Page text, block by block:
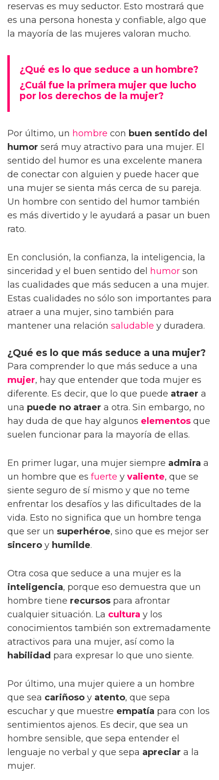
reservas es muy seductor. Esto mostrará que
es una persona honesta y confiable, algo que
la mayoría de las mujeres valoran mucho.
¿Qué es lo que seduce a un hombre?
¿Cuál fue la primera mujer que lucho
por los derechos de la mujer?
Por último, un hombre con buen sentido del
humor será muy atractivo para una mujer. El
sentido del humor es una excelente manera
de conectar con alguien y puede hacer que
una mujer se sienta más cerca de su pareja.
Un hombre con sentido del humor también
es más divertido y le ayudará a pasar un buen
rato.
En conclusión, la confianza, la inteligencia, la
sinceridad y el buen sentido del
humor son
las cualidades que más seducen a una mujer.
Estas cualidades no sólo son importantes para
atraer a una mujer, sino también para
mantener una relación saludable y duradera.
¿Qué es lo que más seduce a una mujer?
Para comprender lo que más seduce a una
mujer, hay que entender que toda mujer es
diferente. Es decir, que lo que puede atraer a
una puede no atraer a otra. Sin embargo, no
hay duda de que hay algunos elementos que
suelen funcionar para la mayoría de ellas.
En primer lugar, una mujer siempre admira a
un hombre que es fuerte y valiente, que se
siente seguro de sí mismo y que no teme
enfrentar los desafíos y las dificultades de la
vida. Esto no significa que un hombre tenga
que ser un superhéroe, sino que es mejor ser
sincero y humilde.
Otra cosa que seduce a una mujer es la
inteligencia, porque eso demuestra que un
hombre tiene recursos para afrontar
cualquier situación. La cultura y los
conocimientos también son extremadamente
atractivos para una mujer, así como la
habilidad para expresar lo que uno siente.
Por último, una mujer quiere a un hombre
que sea cariñoso y atento, que sepa
escuchar y que muestre empatía para con los
sentimientos ajenos. Es decir, que sea un
hombre sensible, que sepa entender el
lenguaje no verbal y que sepa apreciar a la
mujer.